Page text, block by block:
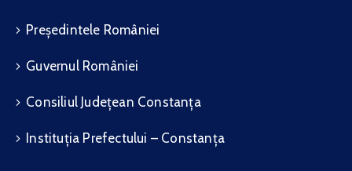
Președintele României
Guvernul României
Consiliul Județean Constanța
Instituția Prefectului – Constanța